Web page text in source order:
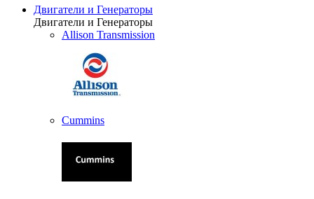
Двигатели и Генераторы
Двигатели и Генераторы
Allison Transmission
Cummins